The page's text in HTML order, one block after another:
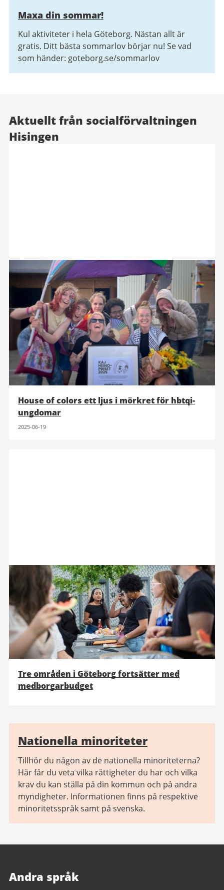
Maxa din sommar!
Kul aktiviteter i hela Göteborg. Nästan allt är
gratis. Ditt bästa sommarlov börjar nu! Se vad
som händer: goteborg.se/sommarlov
Aktuellt från socialförvaltningen
Hisingen
House of colors ett ljus i mörkret för hbtqi-
ungdomar
2025-06-19
Tre områden i Göteborg fortsätter med
medborgarbudget
Relaterad
information
Nationella minoriteter
Tillhör du någon av de nationella minoriteterna?
Här får du veta vilka rättigheter du har och vilka
krav du kan ställa på din kommun och på andra
myndigheter. Informationen finns på respektive
minoritetsspråk samt på svenska.
Andra språk